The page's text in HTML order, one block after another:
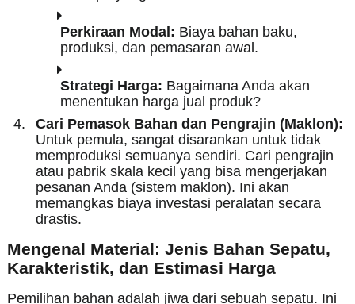
Perkiraan Modal: Biaya bahan baku,
produksi, dan pemasaran awal.
Strategi Harga: Bagaimana Anda akan
menentukan harga jual produk?
Cari Pemasok Bahan dan Pengrajin (Maklon):
Untuk pemula, sangat disarankan untuk tidak
memproduksi semuanya sendiri. Cari pengrajin
atau pabrik skala kecil yang bisa mengerjakan
pesanan Anda (sistem maklon). Ini akan
memangkas biaya investasi peralatan secara
drastis.
Mengenal Material: Jenis Bahan Sepatu,
Karakteristik, dan Estimasi Harga
Pemilihan bahan adalah jiwa dari sebuah sepatu. Ini